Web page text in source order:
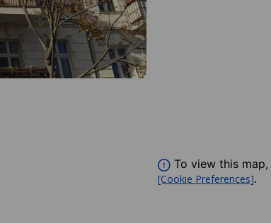
To view this map,
[Cookie Preferences].